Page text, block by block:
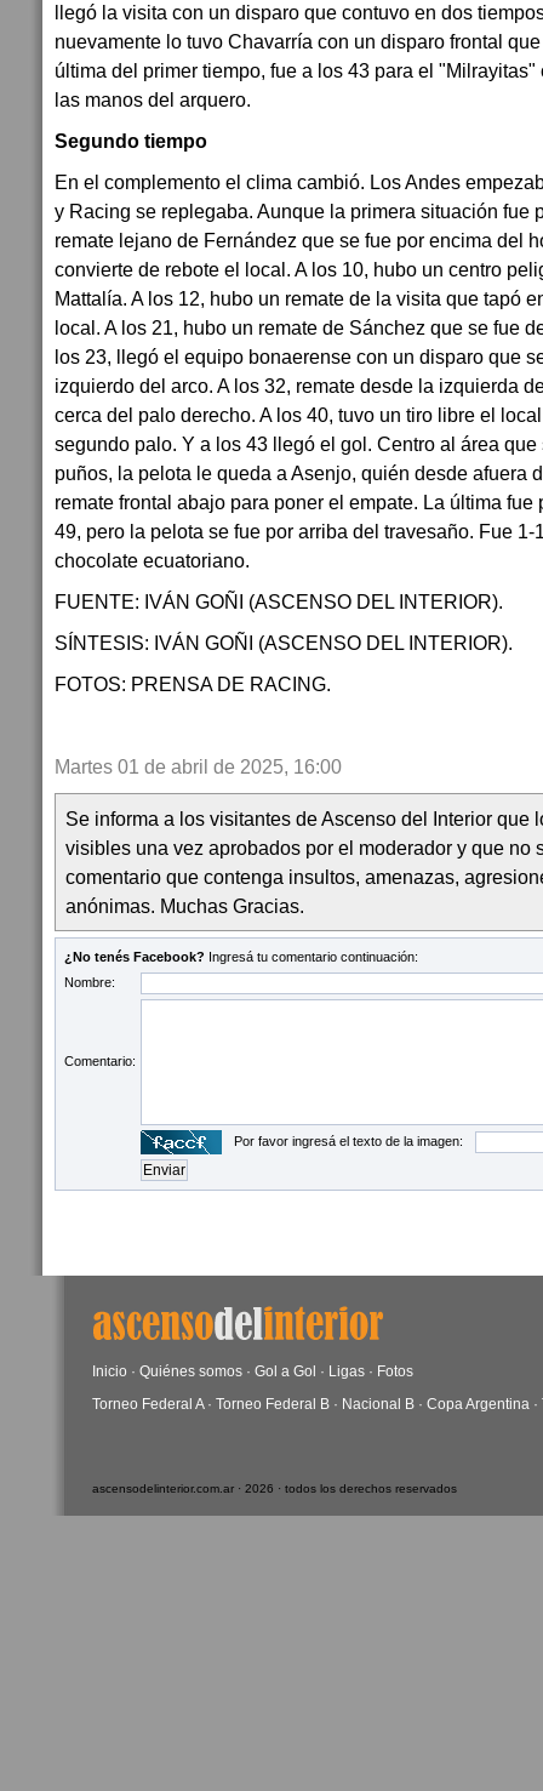
llegó la visita con un disparo que contuvo en dos
nuevamente lo tuvo Chavarría con un disparo frontal
última del primer tiempo, fue a los 43 para el
las manos del arquero.
Segundo tiempo
En el complemento el clima cambió. Los Andes
y Racing se replegaba. Aunque la primera situación fue
remate lejano de Fernández que se fue por encima del
convierte de rebote el local. A los 10, hubo un centro
Mattalía. A los 12, hubo un remate de la visita que tapó
local. A los 21, hubo un remate de Sánchez que se fue
los 23, llegó el equipo bonaerense con un disparo que
izquierdo del arco. A los 32, remate desde la izquierda
cerca del palo derecho. A los 40, tuvo un tiro libre el
segundo palo. Y a los 43 llegó el gol. Centro al área
puños, la pelota le queda a Asenjo, quién desde afuera
remate frontal abajo para poner el empate. La última
49, pero la pelota se fue por arriba del travesaño. Fue 1-
chocolate ecuatoriano.
FUENTE: IVÁN GOÑI (ASCENSO DEL INTERIOR).
SÍNTESIS: IVÁN GOÑI (ASCENSO DEL INTERIOR).
FOTOS: PRENSA DE RACING.
Martes 01 de abril de 2025, 16:00
Se informa a los visitantes de Ascenso del Interior que
visibles una vez aprobados por el moderador y que no
comentario que contenga insultos, amenazas,
anónimas. Muchas Gracias.
¿No tenés Facebook? Ingresá tu comentario continuación:
Nombre:
Comentario:
Por favor ingresá el texto de la imagen:
Inicio · Quiénes somos · Gol a Gol · Ligas · Fotos
Torneo Federal A· Torneo Federal B · Nacional B · Copa Argentina ·
ascensodelinterior.com.ar · 2026 · todos los derechos reservados